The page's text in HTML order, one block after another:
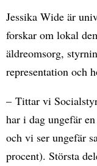
Jessika Wide är
forskar om lokal
äldreomsorg,
representation och
– Tittar vi
har i dag ungefär
och vi ser ungefär
procent). Största